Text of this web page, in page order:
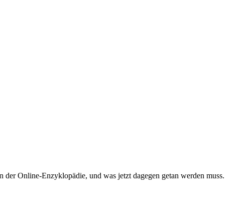
Online-Enzyklo­pädie, und was jetzt da­gegen getan werden muss.